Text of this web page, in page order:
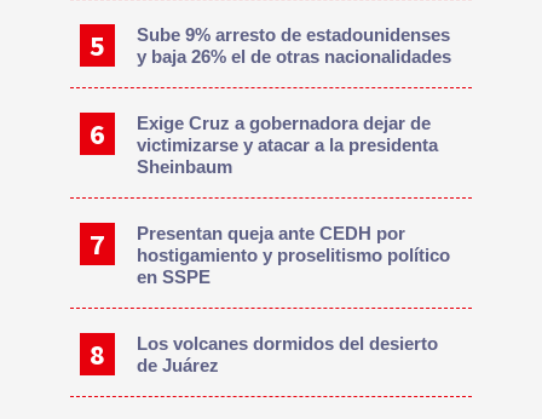
Sube 9% arresto de estadounidenses
y baja 26% el de otras nacionalidades
Exige Cruz a gobernadora dejar de
victimizarse y atacar a la presidenta
Sheinbaum
Presentan queja ante CEDH por
hostigamiento y proselitismo político
en SSPE
Los volcanes dormidos del desierto
de Juárez